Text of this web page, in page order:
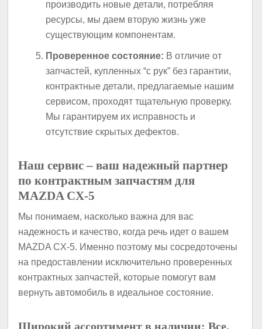
производить новые детали, потребляя
ресурсы, мы даем вторую жизнь уже
существующим компонентам.
Проверенное состояние: В отличие от
запчастей, купленных “с рук” без гарантии,
контрактные детали, предлагаемые нашим
сервисом, проходят тщательную проверку.
Мы гарантируем их исправность и
отсутствие скрытых дефектов.
Наш сервис – ваш надежный партнер
по контрактным запчастям для
MAZDA CX-5
Мы понимаем, насколько важна для вас
надежность и качество, когда речь идет о вашем
MAZDA CX-5. Именно поэтому мы сосредоточены
на предоставлении исключительно проверенных
контрактных запчастей, которые помогут вам
вернуть автомобиль в идеальное состояние.
Широкий ассортимент в наличии: Все,